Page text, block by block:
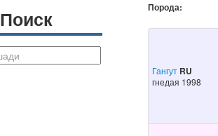
Поиск Порода:
Гангут RU
гнедая 1998